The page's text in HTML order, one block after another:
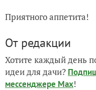
Приятного аппетита!
От редакции
Хотите каждый день
идеи для дачи?
мессенджере Max!